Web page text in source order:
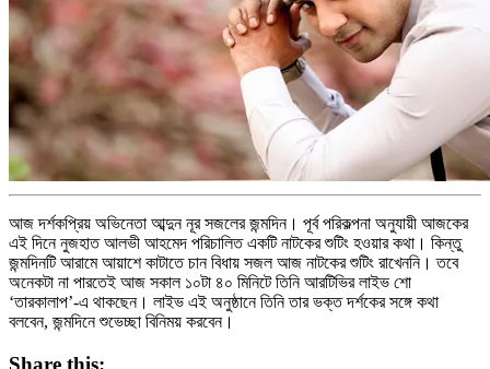
আজ দর্শকপ্রিয় অভিনেতা আব্দুন নূর সজলের জন্মদিন। পূর্ব পরিকল্পনা অনুযায়ী আজকের
এই দিনে নুজহাত আলভী আহমেদ পরিচালিত একটি নাটকের শুটিং হওয়ার কথা। কিন্তু
জন্মদিনটি আরামে আয়াশে কাটাতে চান বিধায় সজল আজ নাটকের শুটিং রাখেননি। তবে
অনেকটা না পারতেই আজ সকাল ১০টা ৪০ মিনিটে তিনি আরটিভির লাইভ শো
‘তারকালাপ’-এ থাকছেন। লাইভ এই অনুষ্ঠানে তিনি তার ভক্ত দর্শকের সঙ্গে কথা
বলবেন, জন্মদিনে শুভেচ্ছা বিনিময় করবেন।
Share this: